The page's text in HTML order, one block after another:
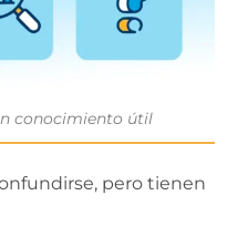
conocimiento útil
pero tienen